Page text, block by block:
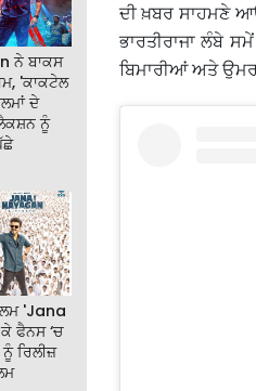
ਨੇ ਬਾਕਸ
'ਕਾਕਟੇਲ
ਦੇ
ਨੂੰ
'Jana
ਫੈਨਸ ‘ਚ
ਰਿਲੀਜ਼
ਦੀ ਖ਼ਬਰ ਸਾਹਮਣੇ
ਭਾਰਤੀਰਾਜਾ ਲੰਬੇ
ਬਿਮਾਰੀਆਂ ਅਤੇ ਉਮਰ